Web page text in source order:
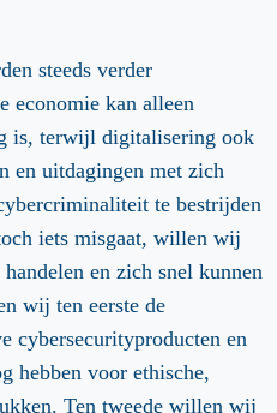
steeds verder
economie kan alleen
is, terwijl digitalisering ook
en uitdagingen met zich
te bestrijden
iets misgaat, willen wij
en zich snel kunnen
wij ten eerste de
cybersecurityproducten en
hebben voor ethische,
Ten tweede willen wij